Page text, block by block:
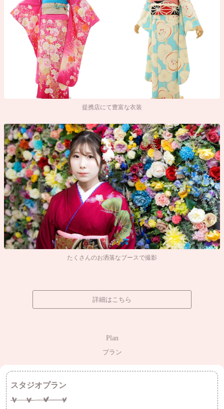
提携店にて豊富な衣装
たくさんのお洒落なブースで撮影
詳細はこちら
Plan
プラン
スタジオプラン